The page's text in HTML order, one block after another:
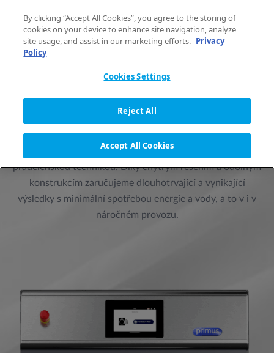
CS
PRIMUS LAUNDRY –
PROFESIONÁLNÍ
PRÁDELENSKÉ ZAŘÍZENÍ
Už přes sto let je společnost Primus známá svou prvotřídní
prádelenskou technikou. Díky chytrým řešením a odolným
konstrukcím zaručujeme dlouhotrvající a vynikající
výsledky s minimální spotřebou energie a vody, a to v i v
náročném provozu.
By clicking “Accept All Cookies”, you agree to the storing of
cookies on your device to enhance site navigation, analyze
site usage, and assist in our marketing efforts. Privacy
Policy
Cookies Settings
Reject All
Accept All Cookies